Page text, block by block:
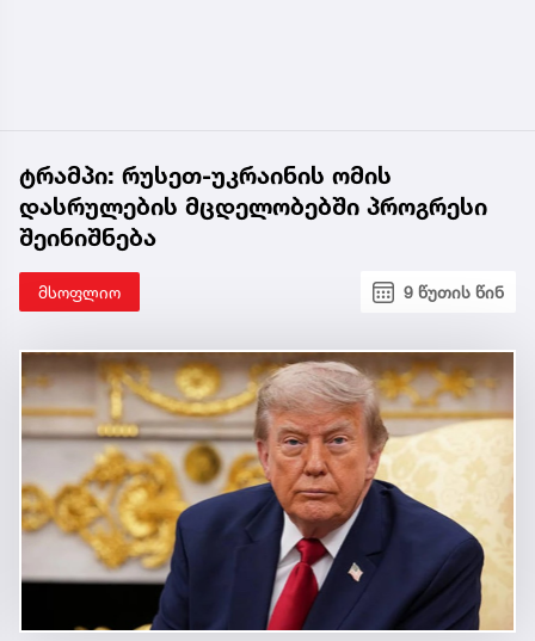
ტრამპი: რუსეთ-უკრაინის ომის
დასრულების მცდელობებში პროგრესი
შეინიშნება
მსოფლიო 9 წუთის წინ